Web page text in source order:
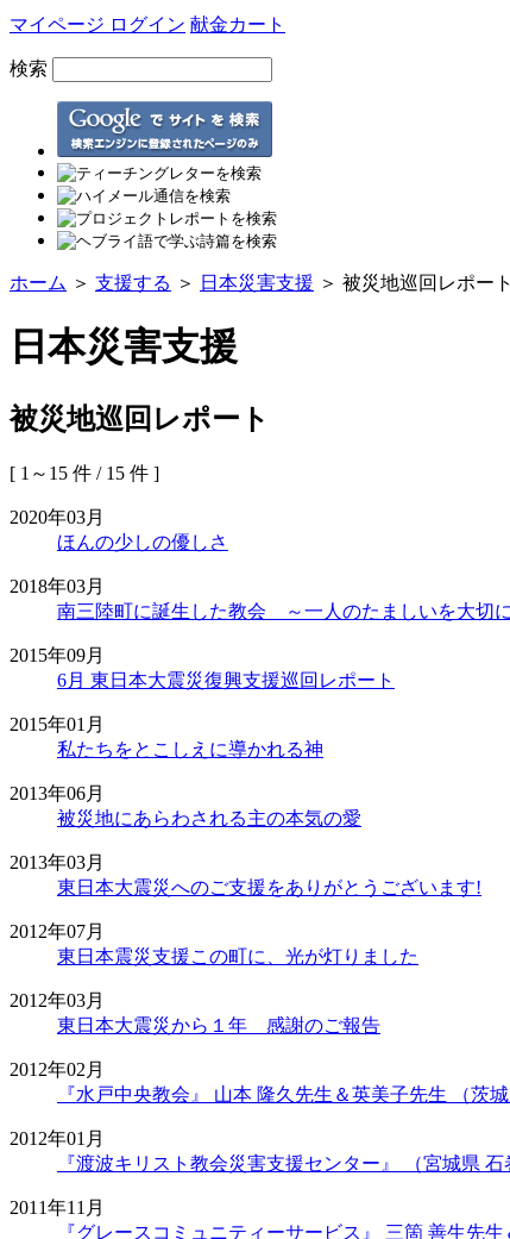
マイページ ログイン 献金カート
検索
ホーム ＞ 支援する ＞ 日本災害支援 ＞ 被災地巡回レポート
日本災害支援
被災地巡回レポート
[ 1～15 件 / 15 件 ]
2020年03月
2018年03月
2015年09月
2015年01月
2013年06月
2013年03月
2012年07月
2012年03月
2012年02月
2012年01月
2011年11月